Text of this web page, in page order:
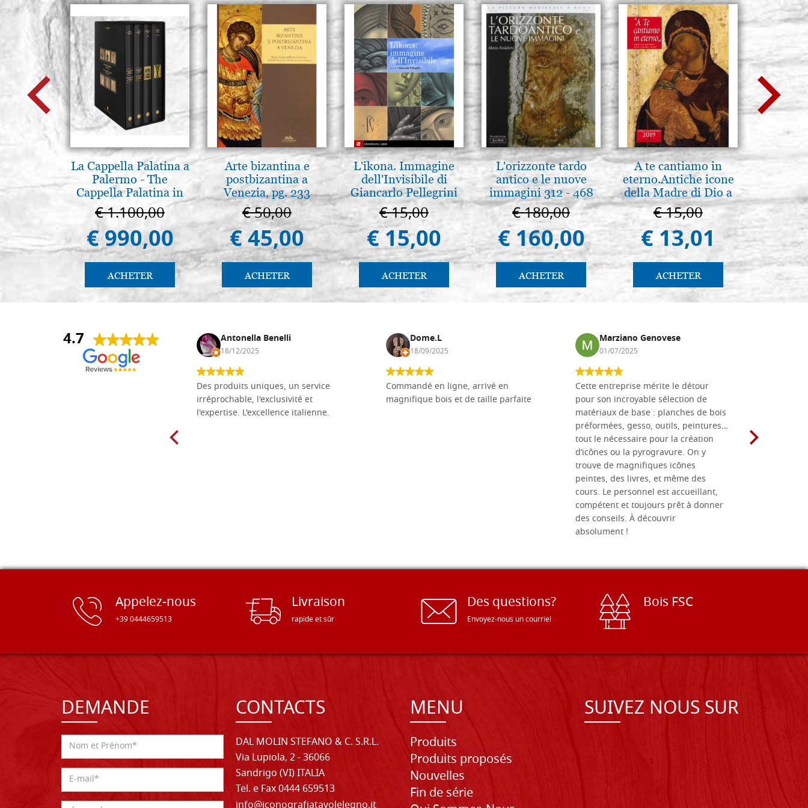
La Cappella Palatina a
Palermo - The
Cappella Palatina in
Palermo
€ 1.100,00
€ 990,00
ACHETER
Arte bizantina e
postbizantina a
Venezia, pg. 233
€ 50,00
€ 45,00
ACHETER
L'ikona. Immagine
dell'Invisibile di
Giancarlo Pellegrini
€ 15,00
€ 15,00
ACHETER
L'orizzonte tardo
antico e le nuove
immagini 312 - 468
€ 180,00
€ 160,00
ACHETER
A te cantiamo in
eterno.Antiche icone
della Madre di Dio a
Vladimir e Suzdal
(libro-cal. 2019))
€ 15,00
€ 13,01
ACHETER
€
4.7
Daniel Vandewalle Antonella Benelli
18/12/2025
Des produits uniques, un service
irréprochable, l'exclusivité et
l'expertise. L'excellence italienne.
Dome.L
18/09/2025
Commandé en ligne, arrivé en
magnifique bois et de taille parfaite
Marziano Genovese
01/07/2025
Cette entreprise mérite le détour
pour son incroyable sélection de
matériaux de base : planches de bois
préformées, gesso, outils, peintures…
tout le nécessaire pour la création
d’icônes ou la pyrogravure. On y
trouve de magnifiques icônes
peintes, des livres, et même des
cours. Le personnel est accueillant,
compétent et toujours prêt à donner
des conseils. À découvrir
absolument !
Appelez-nous
+39 0444659513
Livraison
rapide et sûr
Des questions?
Envoyez-nous un courriel
Bois FSC
DEMANDE CONTACTS
DAL MOLIN STEFANO & C. S.R.L.
Via Lupiola, 2 - 36066
Sandrigo (VI) ITALIA
Tel. e Fax 0444 659513
MENU
Produits
Produits proposés
Nouvelles
Fin de série
SUIVEZ NOUS SUR